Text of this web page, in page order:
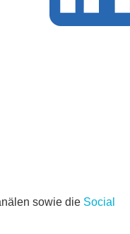
sowie die Social